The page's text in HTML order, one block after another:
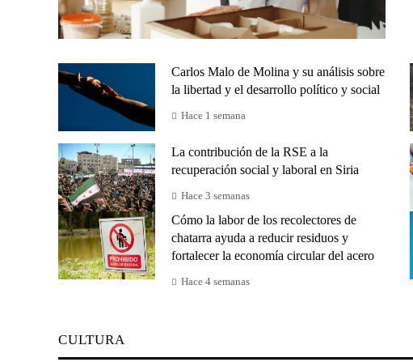
Carlos Malo de Molina y su análisis sobre
la libertad y el desarrollo político y social
Hace 1 semana
La contribución de la RSE a la
recuperación social y laboral en Siria
Hace 3 semanas
Cómo la labor de los recolectores de
chatarra ayuda a reducir residuos y
fortalecer la economía circular del acero
Hace 4 semanas
CULTURA